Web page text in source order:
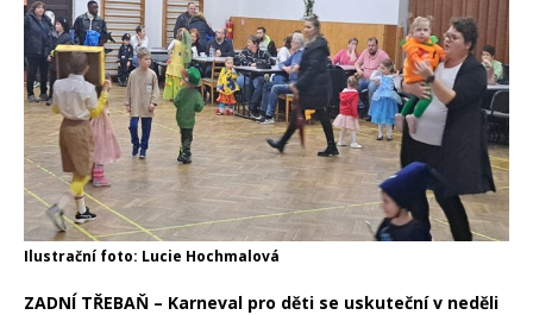
Ilustrační foto: Lucie Hochmalová
ZADNÍ TŘEBAŇ – Karneval pro děti se uskutečnív neděli